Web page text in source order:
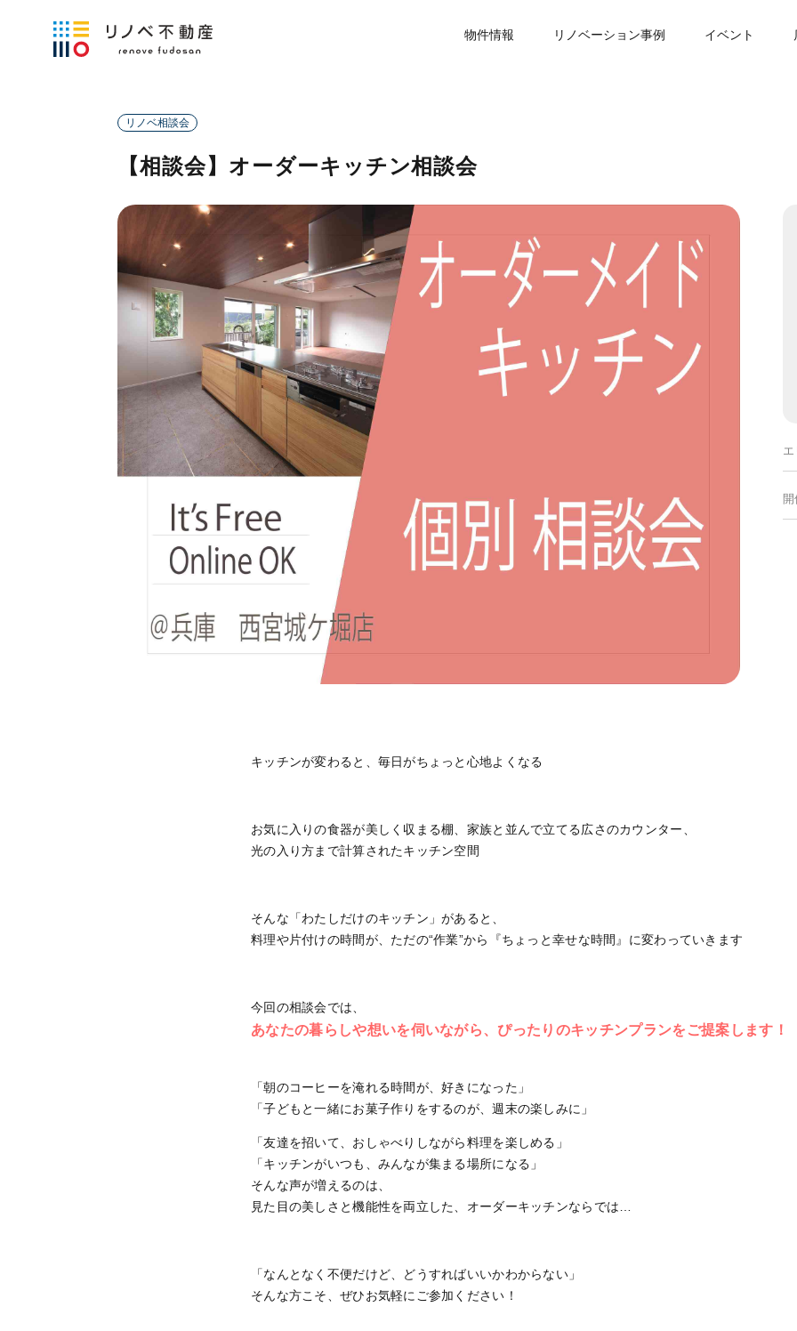
物件情報 リノベーション事例 イベント
リノベ相談会
【相談会】オーダーキッチン相談会
エ
キッチンが変わると、毎日がちょっと心地よくなる
お気に入りの食器が美しく収まる棚、家族と並んで立てる広さのカウンター、
光の入り方まで計算されたキッチン空間
そんな「わたしだけのキッチン」があると、
料理や片付けの時間が、ただの“作業”から『ちょっと幸せな時間』に変わっていきます
今回の相談会では、
あなたの暮らしや想いを伺いながら、ぴったりのキッチンプランをご提案します！
「朝のコーヒーを淹れる時間が、好きになった」
「子どもと一緒にお菓子作りをするのが、週末の楽しみに」
「友達を招いて、おしゃべりしながら料理を楽しめる」
「キッチンがいつも、みんなが集まる場所になる」
そんな声が増えるのは、
見た目の美しさと機能性を両立した、オーダーキッチンならでは…
「なんとなく不便だけど、どうすればいいかわからない」
そんな方こそ、ぜひお気軽にご参加ください！